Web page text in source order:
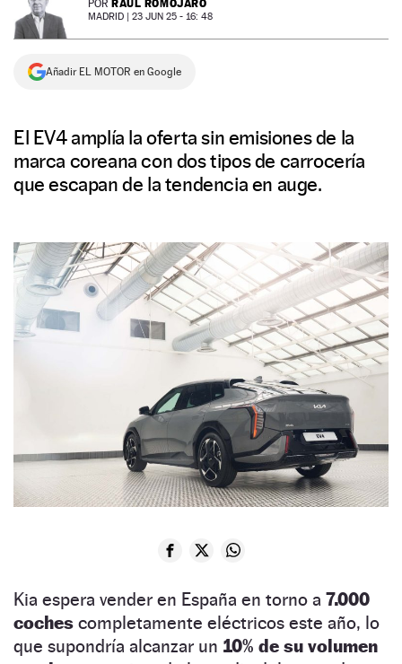
NEWSLETTER
SÍGUENOS
POR RAÚL ROMOJARO
MADRID | 23 JUN 25 - 16: 48
Añadir EL MOTOR en Google
El EV4 amplía la oferta sin emisiones de la
marca coreana con dos tipos de carrocería
que escapan de la tendencia en auge.
Kia espera vender en España en torno a 7.000
coches completamente eléctricos este año, lo
que supondría alcanzar un 10% de su volumen